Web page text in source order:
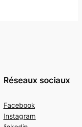
Réseaux sociaux
Facebook
Instagram